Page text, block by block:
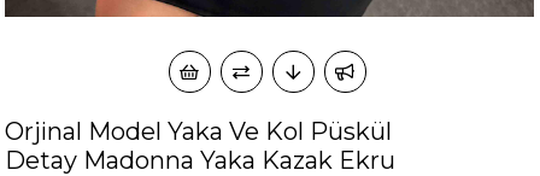
Orjinal Model Yaka Ve Kol Püskül
Detay Madonna Yaka Kazak Ekru